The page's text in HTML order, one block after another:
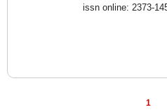
issn online: 2373-
1